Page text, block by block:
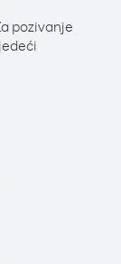
pozivanje